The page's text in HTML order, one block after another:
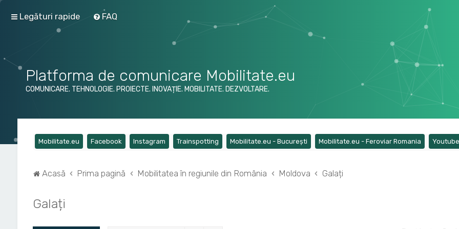
Legături rapide FAQ
Platforma de comunicare Mobilitate.eu
COMUNICARE. TEHNOLOGIE. PROIECTE. INOVAȚIE. MOBILITATE. DEZVOLTARE.
Mobilitate.eu(Opens a new tab)
Facebook(Opens a new tab)
Instagram(Opens a new tab)
Trainspotting(Opens a new tab)
Mobilitate.eu - București(Opens a new tab)
Mobilitate.eu - Feroviar Romania(Opens a
Youtube
Acasă Prima pagină Mobilitatea în regiunile din România Moldova Galați
Galați